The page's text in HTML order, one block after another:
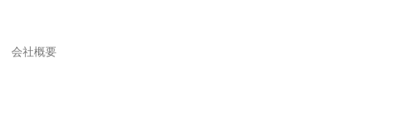
会社概要